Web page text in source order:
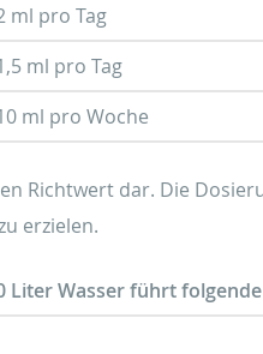
ml pro Tag
ml pro Tag
ml pro Woche
Richtwert dar. Die
erzielen.
Liter Wasser führt